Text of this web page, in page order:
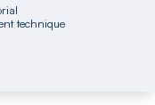
technique